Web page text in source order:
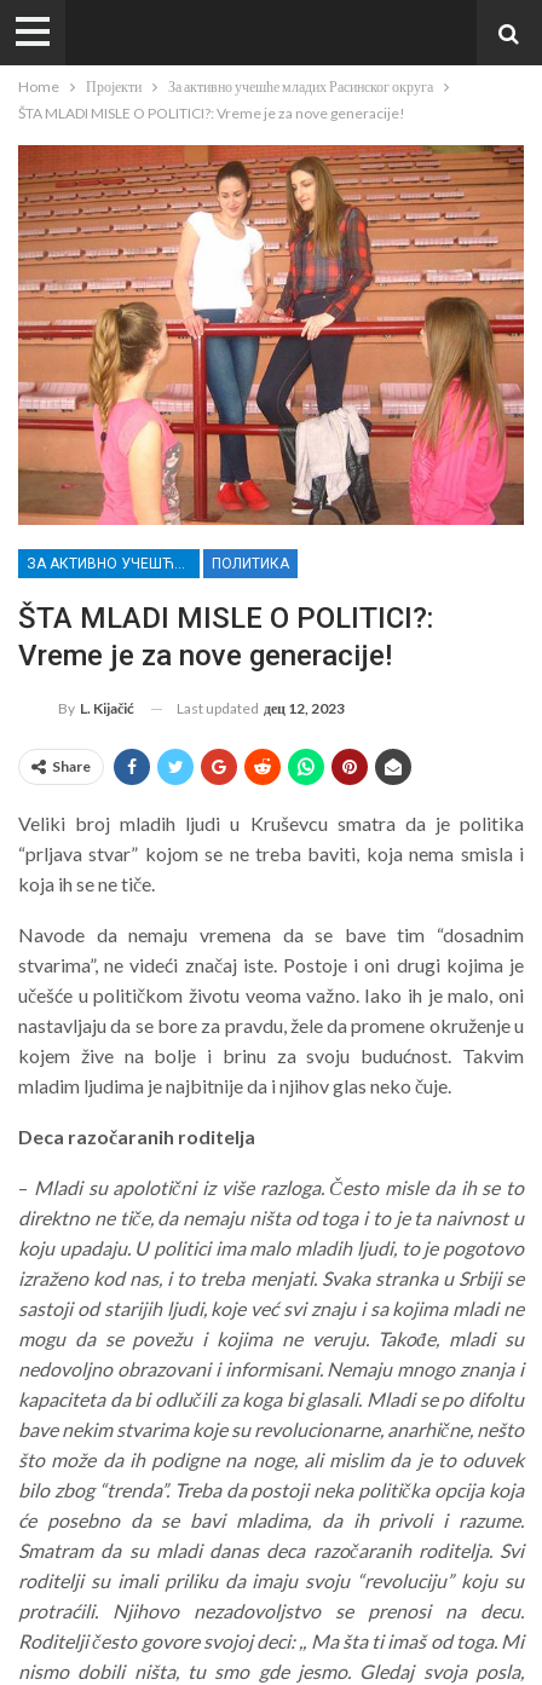
Home Пројекти
За активно учешће младих Расинског округа
ŠTA MLADI MISLE O POLITICI?: Vreme je za nove generacije!
ПОЛИТИКА
ŠTA MLADI MISLE O POLITICI?:
Vreme je za nove generacije!
By L. Kijačić Last updated дец 12, 2023
Share
Veliki broj mladih ljudi u Kruševcu smatra da je politika
“prljava stvar” kojom se ne treba baviti, koja nema smisla i
koja ih se ne tiče.
Navode da nemaju vremena da se bave tim “dosadnim
stvarima”, ne videći značaj iste. Postoje i oni drugi kojima je
učešće u političkom životu veoma važno. Iako ih je malo, oni
nastavljaju da se bore za pravdu, žele da promene okruženje u
kojem žive na bolje i brinu za svoju budućnost. Takvim
mladim ljudima je najbitnije da i njihov glas neko čuje.
Deca razočaranih roditelja
– Mladi su apolotični iz više razloga. Često misle da ih se to
direktno ne tiče, da nemaju ništa od toga i to je ta naivnost u
koju upadaju. U politici ima malo mladih ljudi, to je pogotovo
izraženo kod nas, i to treba menjati. Svaka stranka u Srbiji se
sastoji od starijih ljudi, koje već svi znaju i sa kojima mladi ne
mogu da se povežu i kojima ne veruju. Takođe, mladi su
nedovoljno obrazovani i informisani. Nemaju mnogo znanja i
kapaciteta da bi odlučili za koga bi glasali. Mladi se po difoltu
bave nekim stvarima koje su revolucionarne, anarhične, nešto
što može da ih podigne na noge, ali mislim da je to oduvek
bilo zbog “trenda”. Treba da postoji neka politička opcija koja
će posebno da se bavi mladima, da ih privoli i razume.
Smatram da su mladi danas deca razočaranih roditelja. Svi
roditelji su imali priliku da imaju svoju “revoluciju” koju su
protraćili. Njihovo nezadovoljstvo se prenosi na decu.
Roditelji često govore svojoj deci: ,, Ma šta ti imaš od toga. Mi
nismo dobili ništa, tu smo gde jesmo. Gledaj svoja posla,